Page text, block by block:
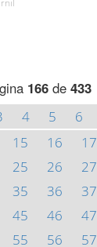
166de 433
4 5 6
15 16 17
25 26 27
35 36 37
45 46 47
55 56 57